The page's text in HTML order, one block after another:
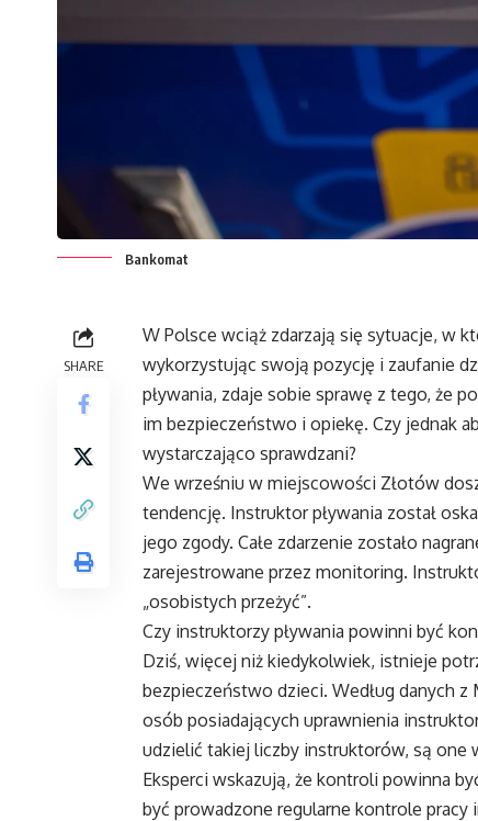
Bankomat
SHARE
W Polsce wciąż zdarzają się sytuacje, w
wykorzystując swoją pozycję i zaufanie
pływania, zdaje sobie sprawę z tego, że
im bezpieczeństwo i opiekę. Czy jednak
wystarczająco sprawdzani?
We wrześniu w miejscowości Złotów
tendencję. Instruktor pływania został
jego zgody. Całe zdarzenie zostało
zarejestrowane przez monitoring.
„osobistych przeżyć”.
Czy instruktorzy pływania powinni być
Dziś, więcej niż kiedykolwiek, istnieje
bezpieczeństwo dzieci. Według danych
osób posiadających uprawnienia
udzielić takiej liczby instruktorów, są one
Eksperci wskazują, że kontroli powinna
być prowadzone regularne kontrole pracy